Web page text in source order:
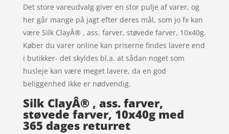
Det store vareudvalg giver en stor pulje af varer, og
her går mange på jagt efter deres mål, som jo fx kan
være Silk ClayÂ® , ass. farver, støvede farver, 10x40g.
Køber du varer online kan priserne findes lavere end
i butikker- det skyldes bl.a. at sådan noget som
husleje kan være meget lavere, da en god
beliggenhed ikke er nødvendig.
Silk ClayÂ® , ass. farver,
støvede farver, 10x40g med
365 dages returret